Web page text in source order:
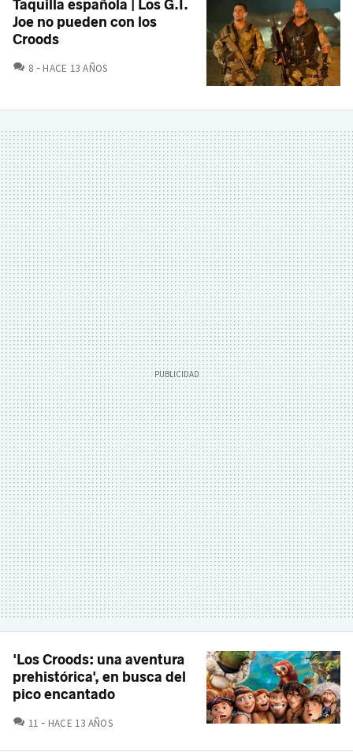
Taquilla española | Los G.I.
Joe no pueden con los
Croods
8 COMENTARIOS
HACE 13 AÑOS
'Los Croods: una aventura
prehistórica', en busca del
pico encantado
11 COMENTARIOS
HACE 13 AÑOS